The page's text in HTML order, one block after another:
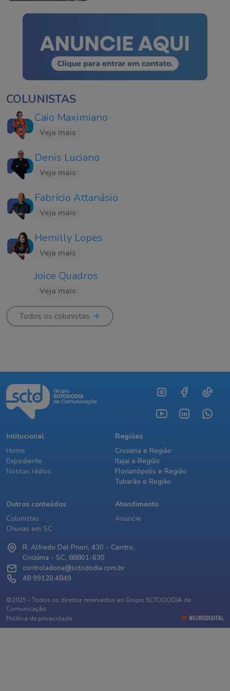
COLUNISTAS
Caio Maximiano
Veja mais
Denis Luciano
Veja mais
Fabrício Attanásio
Veja mais
Hemilly Lopes
Veja mais
Joice Quadros
Veja mais
Todos os colunistas
Intitucional
Home
Expediente
Nossas rádios
Regiões
Criciúma e Região
Itajaí e Região
Florianópolis e Região
Tubarão e Região
Outros conteúdos
Colunistas
Chuvas em SC
Atendimento
Anuncie
R. Alfredo Del Priori, 430 - Centro,
Criciúma - SC, 88801-630
controladoria@sctododia.com.br
48 99120.4849
©2025 - Todos os direitos reservados ao Grupo SCTODODIA de
Comunicação.
Política de privacidade